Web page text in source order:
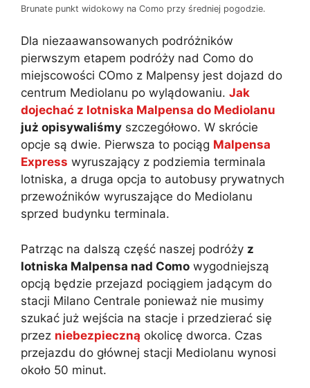
Brunate punkt widokowy na Como przy średniej pogodzie.
Dla niezaawansowanych podróżników
pierwszym etapem podróży nad Como do
miejscowości COmo z Malpensy jest dojazd do
centrum Mediolanu po wylądowaniu. Jak
dojechać z lotniska Malpensa do Mediolanu
już opisywaliśmy szczegółowo. W skrócie
opcje są dwie. Pierwsza to pociąg Malpensa
Express wyruszający z podziemia terminala
lotniska, a druga opcja to autobusy prywatnych
przewoźników wyruszające do Mediolanu
sprzed budynku terminala.
Patrząc na dalszą część naszej podróży z
lotniska Malpensa nad Como wygodniejszą
opcją będzie przejazd pociągiem jadącym do
stacji Milano Centrale ponieważ nie musimy
szukać już wejścia na stacje i przedzierać się
przez niebezpieczną okolicę dworca. Czas
przejazdu do głównej stacji Mediolanu wynosi
około 50 minut.